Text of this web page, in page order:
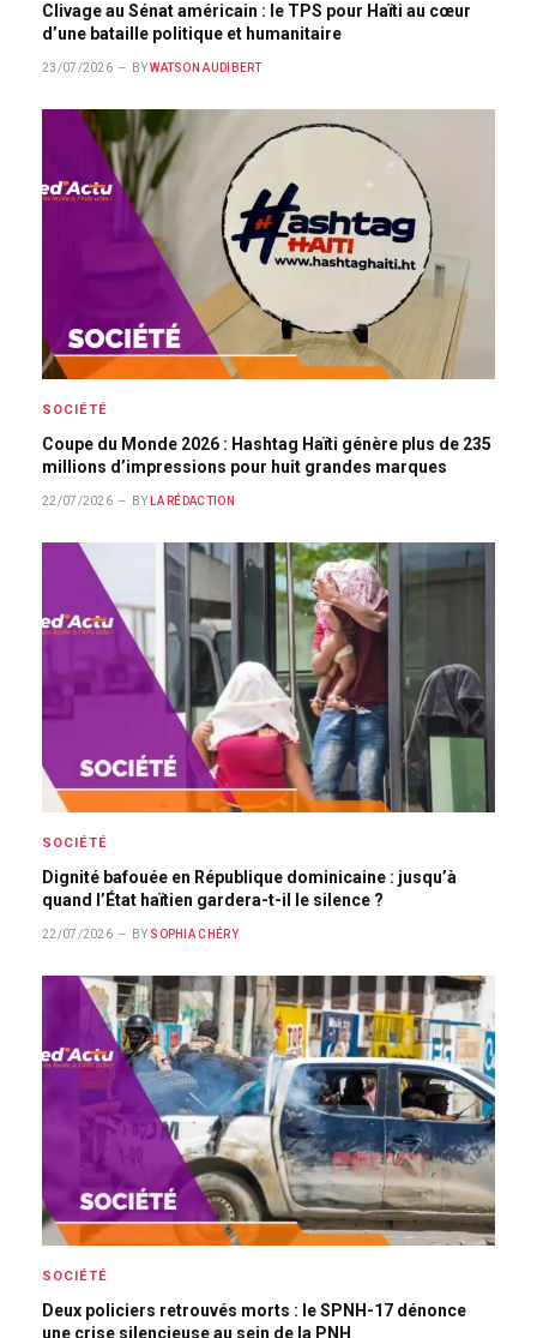
Clivage au Sénat américain : le TPS pour Haïti au cœur
d’une bataille politique et humanitaire
23/07/2026 BY WATSON AUDIBERT
SOCIÉTÉ
Coupe du Monde 2026 : Hashtag Haïti génère plus de 235
millions d’impressions pour huit grandes marques
22/07/2026 BY LA RÉDACTION
SOCIÉTÉ
Dignité bafouée en République dominicaine : jusqu’à
quand l’État haïtien gardera-t-il le silence ?
22/07/2026 BY SOPHIA CHÉRY
SOCIÉTÉ
Deux policiers retrouvés morts : le SPNH-17 dénonce
une crise silencieuse au sein de la PNH